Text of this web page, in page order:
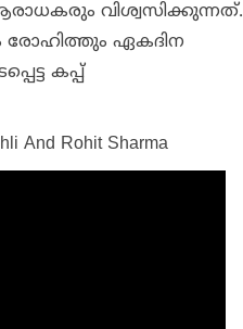
വിശ്വസിക്കുന്നത്.
രോഹിത്തും ഏകദിന
കപ്പ്
And Rohit Sharma